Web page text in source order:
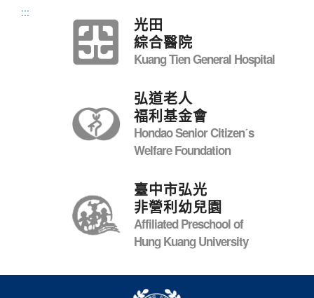
:::
光田
綜合醫院
Kuang Tien General Hospital
弘道老人
福利基金會
Hondao Senior Citizenˊs
Welfare Foundation
臺中市弘光
非營利幼兒園
Affiliated Preschool of
Hung Kuang University